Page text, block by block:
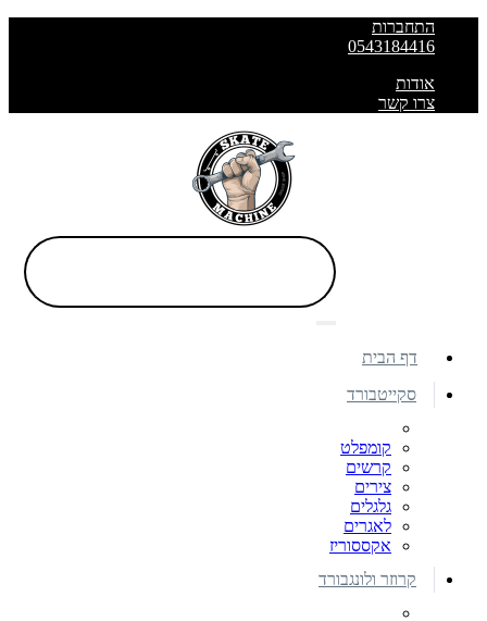
התחברות
0543184416
אודות
צרו קשר
דף הבית
סקייטבורד
קומפלט
קרשים
צירים
גלגלים
לאגרים
אקססוריז
קרוזר ולונגבורד